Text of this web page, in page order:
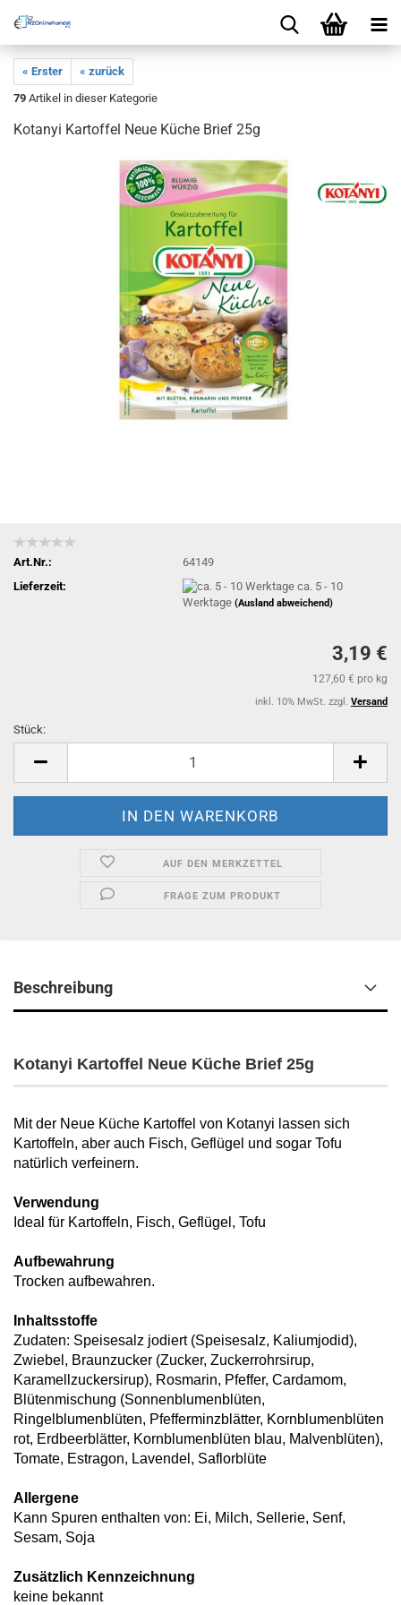
« Erster
« zurück
79 Artikel in dieser Kategorie
Kotanyi Kartoffel Neue Küche Brief 25g
Art.Nr.:
64149
Lieferzeit:
ca. 5 - 10
Werktage(Ausland abweichend)
3,19 €
127,60 € pro kg
inkl. 10% MwSt. zzgl. Versand
Stück:
AUF DEN MERKZETTEL
FRAGE ZUM PRODUKT
Beschreibung
Kotanyi Kartoffel Neue Küche Brief 25g
Mit der Neue Küche Kartoffel von Kotanyi lassen sich
Kartoffeln, aber auch Fisch, Geflügel und sogar Tofu
natürlich verfeinern.
Verwendung
Ideal für Kartoffeln, Fisch, Geflügel, Tofu
Aufbewahrung
Trocken aufbewahren.
Inhaltsstoffe
Zudaten: Speisesalz jodiert (Speisesalz, Kaliumjodid),
Zwiebel, Braunzucker (Zucker, Zuckerrohrsirup,
Karamellzuckersirup), Rosmarin, Pfeffer, Cardamom,
Blütenmischung (Sonnenblumenblüten,
Ringelblumenblüten, Pfefferminzblätter, Kornblumenblüten
rot, Erdbeerblätter, Kornblumenblüten blau, Malvenblüten),
Tomate, Estragon, Lavendel, Saflorblüte
Allergene
Kann Spuren enthalten von: Ei, Milch, Sellerie, Senf,
Sesam, Soja
Zusätzlich Kennzeichnung
keine bekannt